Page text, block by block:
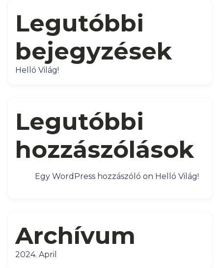
Legutóbbi
bejegyzések
Helló Világ!
Legutóbbi
hozzászólások
Egy WordPress hozzászóló on Helló Világ!
Archívum
2024. April